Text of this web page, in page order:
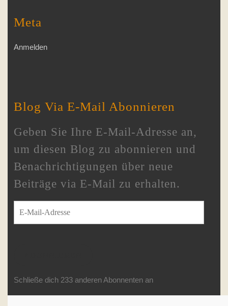
Meta
Anmelden
Blog Via E-Mail Abonnieren
Geben Sie Ihre E-Mail-Adresse an,
um diesen Blog zu abonnieren und
Benachrichtigungen über neue
Beiträge via E-Mail zu erhalten.
E-Mail-Adresse
Schließe dich 233 anderen Abonnenten an